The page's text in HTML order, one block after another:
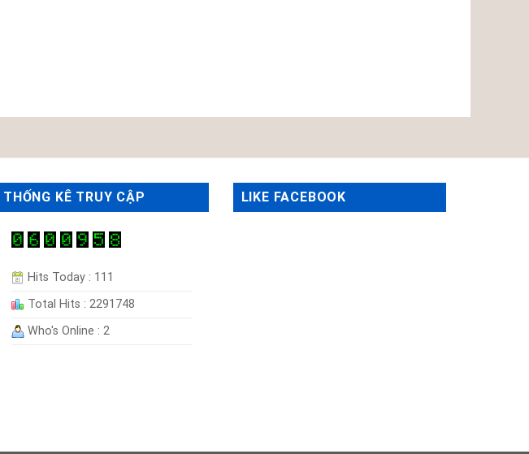
THỐNG KÊ TRUY CẬP
Hits Today : 111
Total Hits : 2291748
Who's Online : 2
LIKE FACEBOOK